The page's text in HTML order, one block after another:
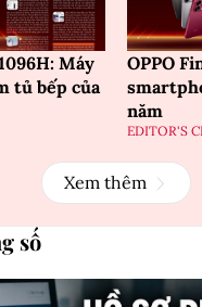
Máy
tủ bếp của
OPPO
năm
EDITOR'S
Xem thêm
số